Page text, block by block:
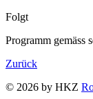
Folgt
Programm gemäss
Zurück
© 2026 by HKZ